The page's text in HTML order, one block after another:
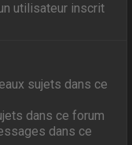
utilisateur inscrit
sujets dans ce
dans ce forum
dans ce